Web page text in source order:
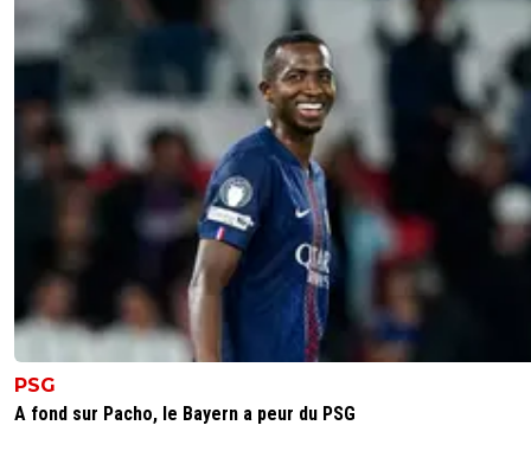
PSG
A fond sur Pacho, le Bayern a peur du PSG